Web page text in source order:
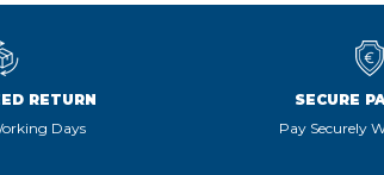
RETURN
Days
SECURE
Pay Securely